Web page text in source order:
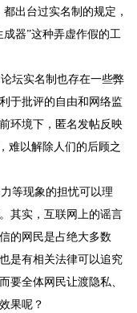
出台过实名制的规定，
器”这种弄虚作假的工
坛实名制也存在一些弊
于批评的自由和网络监
环境下，匿名发帖反映
难以解除人们的后顾之
等现象的担忧可以理
其实，互联网上的谣言
的网民是占绝大多数
是有相关法律可以追究
要全体网民让渡隐私、
果呢？